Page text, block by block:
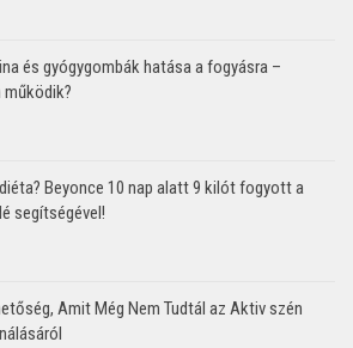
és gyógygombák hatása a fogyásra –
működik?
Beyonce 10 nap alatt 9 kilót fogyott a
segítségével!
Amit Még Nem Tudtál az Aktiv szén